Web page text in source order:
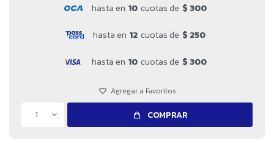
hasta en 10 cuotas de $ 300
hasta en 12 cuotas de $ 250
hasta en 10 cuotas de $ 300
1 COMPRAR